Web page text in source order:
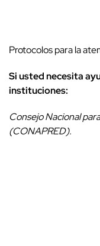
Protocolos para la
Si usted necesita
instituciones:
Consejo Nacional
(CONAPRED).